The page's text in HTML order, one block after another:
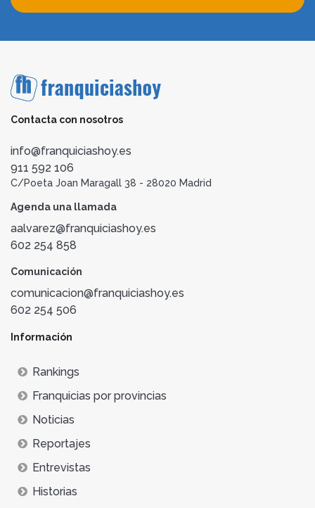
Contacta con nosotros
info@franquiciashoy.es
911 592 106
C/Poeta Joan Maragall 38 - 28020 Madrid
Agenda una llamada
aalvarez@franquiciashoy.es
602 254 858
Comunicación
comunicacion@franquiciashoy.es
602 254 506
Información
Rankings
Franquicias por provincias
Noticias
Reportajes
Entrevistas
Historias